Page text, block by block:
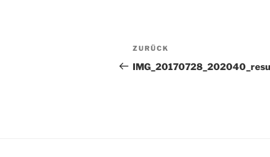
Beitragsnavigation
Vorheriger
Beitrag
ZURÜCK